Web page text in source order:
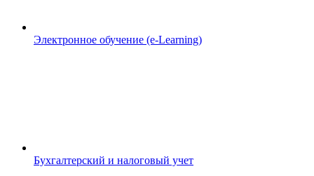
Электронное обучение (e-Learning)
Бухгалтерский и налоговый учет